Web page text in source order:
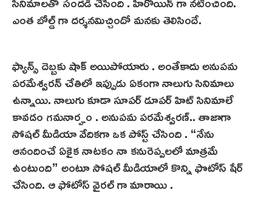
ఎంత బోల్డ్ గా దర్శనమిచ్చిందో మనకు తెలిసిందే.
ఫ్యాన్స్ దెబ్బకు షాక్ అయిపోయారు . అంతేకాదు అనుపమ
పరమేశ్వరన్ చేతిలో ఇప్పుడు ఏకంగా నాలుగు సినిమాలు
ఉన్నాయి. నాలుగు కూడా సూపర్ డూపర్ హిట్ సినిమాలే
కావడం గమనార్హం . అనుపమ పరమేశ్వరణ్.. తాజాగా
సోషల్ మీడియా వేదికగా ఒక పోస్ట్ చేసింది . “నేను
ఆనందించే ఏకైక నాటకం నా కనురెప్పలలో మాత్రమే
ఉంటుంది” అంటూ సోషల్ మీడియాలో కొన్ని ఫొటోస్ షేర్
చేసింది. ఆ ఫోటోస్ వైరల్ గా మారాయి .